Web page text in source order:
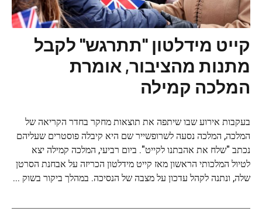
קייט מידלטון "תתרגש" לקבל
מתנות מהציבור, אומרת
המלכה קמילה
בעקבות אירוע שבו שיתפה את תוצאות מחקר בחדר הקריאה של
המלכה, המלכה נסעה לשרופשייר שם היא קיבלה פוסטרים שעליהם
נכתב "שלח את אהבתנו לקייט". ביום רביעי, המלכה קמילה יצא
לטיול המלכותי הראשון מאז קייט מידלטון הכריזה על אבחנת הסרטן
שלה, ונתנה לקהל עדכון על מצבה של הנסיכה. במהלך ביקור בשוק ...